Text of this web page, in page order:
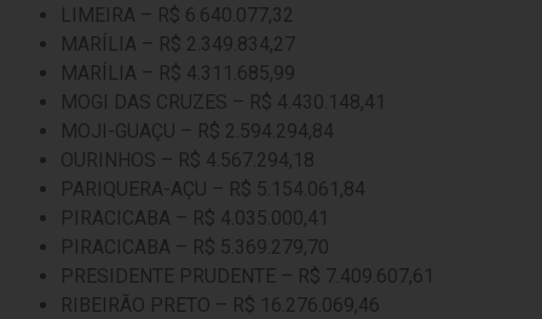
LIMEIRA – R$ 6.640.077,32
MARÍLIA – R$ 2.349.834,27
MARÍLIA – R$ 4.311.685,99
MOGI DAS CRUZES – R$ 4.430.148,41
MOJI-GUAÇU – R$ 2.594.294,84
OURINHOS – R$ 4.567.294,18
PARIQUERA-AÇU – R$ 5.154.061,84
PIRACICABA – R$ 4.035.000,41
PIRACICABA – R$ 5.369.279,70
PRESIDENTE PRUDENTE – R$ 7.409.607,61
RIBEIRÃO PRETO – R$ 16.276.069,46